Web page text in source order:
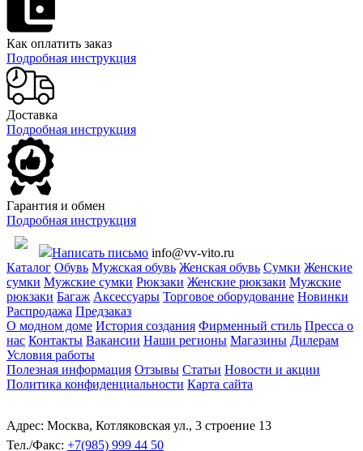
Как оплатить заказ
Подробная инструкция
Доставка
Подробная инструкция
Гарантия и обмен
Подробная инструкция
Написать письмо info@vv-vito.ru
Каталог Обувь Мужская обувь Женская обувь Сумки Женские
сумки Мужские сумки Рюкзаки Женские рюкзаки Мужские
рюкзаки Багаж Аксессуары Торговое оборудование Новинки
Распродажа Предзаказ
О модном доме История создания Фирменный стиль Пресса о
нас Контакты Вакансии Наши регионы Магазины Дилерам
Условия работы
Полезная информация Отзывы Статьи Новости и акции
Политика конфиденциальности Карта сайта
Адрес: Москва, Котляковская ул., 3 строение 13
Тел./Факс: +7(985) 999 44 50